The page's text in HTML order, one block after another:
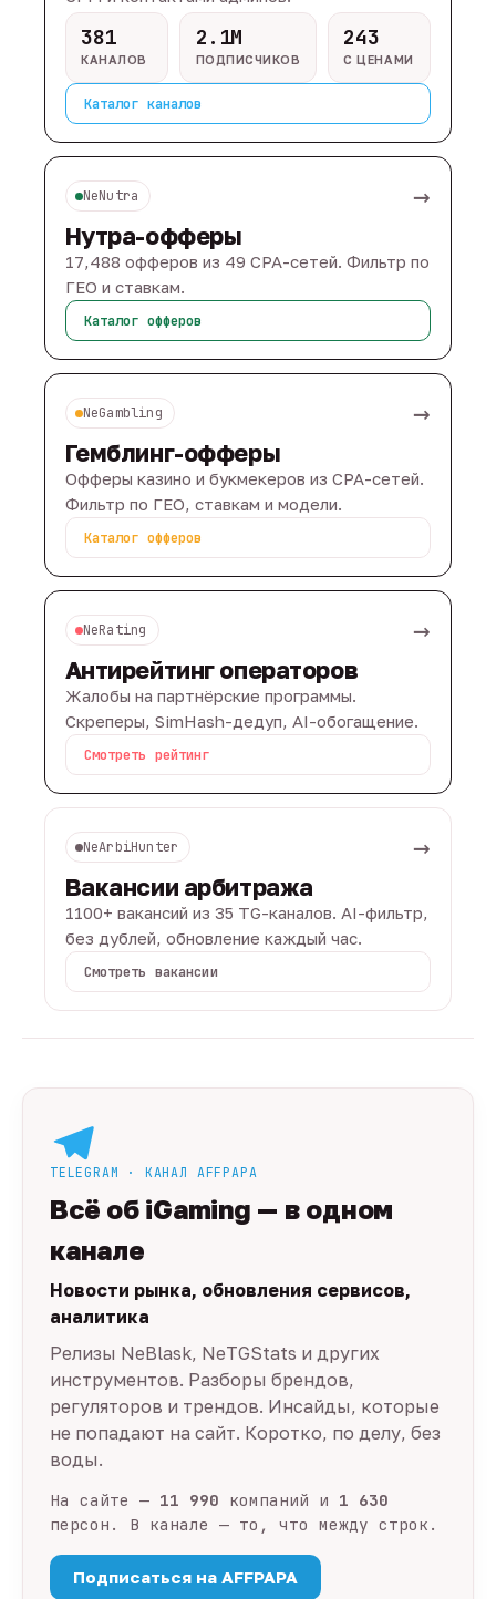
381
КАНАЛОВ
2.1M
ПОДПИСЧИКОВ
243
С ЦЕНАМИ
Каталог каналов
NeNutra →
Нутра-офферы
17,488 офферов из 49 CPA-сетей. Фильтр по
ГЕО и ставкам.
Каталог офферов
NeGambling →
Гемблинг-офферы
Офферы казино и букмекеров из CPA-сетей.
Фильтр по ГЕО, ставкам и модели.
Каталог офферов
NeRating →
Антирейтинг операторов
Жалобы на партнёрские программы.
Скреперы, SimHash-дедуп, AI-обогащение.
Смотреть рейтинг
NeArbiHunter →
Вакансии арбитража
1100+ вакансий из 35 TG-каналов. AI-фильтр,
без дублей, обновление каждый час.
Смотреть вакансии
TELEGRAM · КАНАЛ AFFPAPA
Всё об iGaming — в одном
канале
Новости рынка, обновления сервисов,
аналитика
Релизы NeBlask, NeTGStats и других
инструментов. Разборы брендов,
регуляторов и трендов. Инсайды, которые
не попадают на сайт. Коротко, по делу, без
воды.
На сайте — 11 990 компаний и 1 630
персон. В канале — то, что между строк.
Подписаться на AFFPAPA